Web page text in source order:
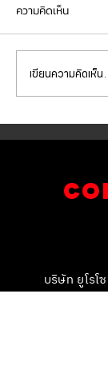
MASERATI
อัพเกรดผ้
เลือก ผ้าเ
KIRIN
ความคิดเห็น
เขียนความคิดเห็
บริษัท ยูโร
101 ซ